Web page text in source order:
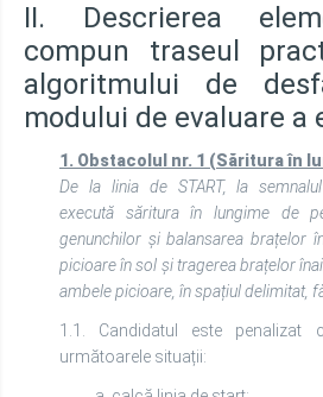
II. Descrierea
compun traseul
algoritmului de
modului de evaluare a
1. Obstacolul nr. 1 (Săritura în
De la linia de START, la
execută săritura în lungime de
genunchilor și balansarea brațelor
picioare în sol și tragerea brațelor
ambele picioare, în spațiul delimitat,
1.1. Candidatul este
următoarele situații: